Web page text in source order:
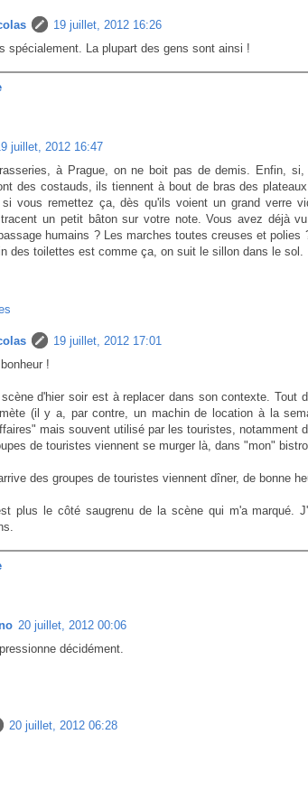
19 juillet, 2012 16:26
spécialement. La plupart des gens sont ainsi !
juillet, 2012 16:47
à Prague, on ne boit pas de demis. Enfin,
des costauds, ils tiennent à bout de bras des
si vous remettez ça, dès qu'ils voient un grand verre
un petit bâton sur votre note. Vous avez déjà
humains ? Les marches toutes creuses et
des toilettes est comme ça, on suit le sillon dans le sol.
19 juillet, 2012 17:01
!
scène d'hier soir est à replacer dans son contexte. Tout
(il y a, par contre, un machin de location à la
mais souvent utilisé par les touristes, notamment
de touristes viennent se murger là, dans "mon"
des groupes de touristes viennent dîner, de bonne
plus le côté saugrenu de la scène qui m'a marqué.
20 juillet, 2012 00:06
décidément.
20 juillet, 2012 06:28